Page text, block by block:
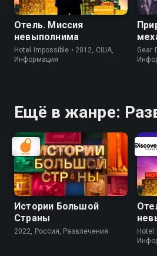
Отель. Миссия
невыполнима
Hotel Impossible • 2012, США,
Информация
Gear
Ещё в жанре:
Истории Большой
Страны
2022, Россия, Развлечения
Hotel